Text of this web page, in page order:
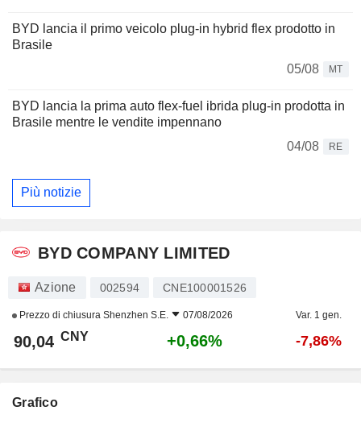
BYD lancia il primo veicolo plug-in hybrid flex prodotto in
Brasile
05/08
MT
BYD lancia la prima auto flex-fuel ibrida plug-in prodotta in
Brasile mentre le vendite impennano
04/08
RE
Più notizie
BYD COMPANY LIMITED
Azione 002594 CNE100001526
Prezzo di chiusura Shenzhen S.E. 07/08/2026 Var. 1 gen.
90,04 CNY +0,66% -7,86%
Grafico